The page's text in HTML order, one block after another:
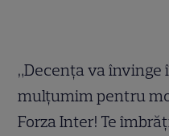
„Decența va
mulțumim pentru
Forza Inter! Te